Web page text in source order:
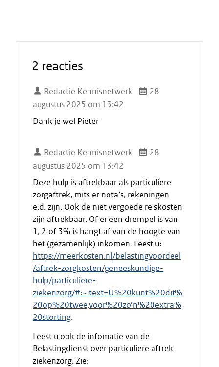
2 reacties
Redactie Kennisnetwerk
28
augustus 2025 om 13:42
Dank je wel Pieter
Redactie Kennisnetwerk
28
augustus 2025 om 13:42
Deze hulp is aftrekbaar als particuliere
zorgaftrek, mits er nota’s, rekeningen
e.d. zijn. Ook de niet vergoede reiskosten
zijn aftrekbaar. Of er een drempel is van
1, 2 of 3% is hangt af van de hoogte van
het (gezamenlijk) inkomen. Leest u:
https://meerkosten.nl/belastingvoordeel
/aftrek-zorgkosten/geneeskundige-
hulp/particuliere-
ziekenzorg/#:~:text=U%20kunt%20dit%
20op%20twee,voor%20zo’n%20extra%
20storting.
Leest u ook de infomatie van de
Belastingdienst over particuliere aftrek
ziekenzorg. Zie: